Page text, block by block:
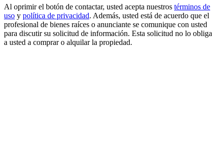
Al oprimir el botón de contactar, usted acepta nuestros términos de
uso y política de privacidad. Además, usted está de acuerdo que el
profesional de bienes raíces o anunciante se comunique con usted
para discutir su solicitud de información. Esta solicitud no lo obliga
a usted a comprar o alquilar la propiedad.